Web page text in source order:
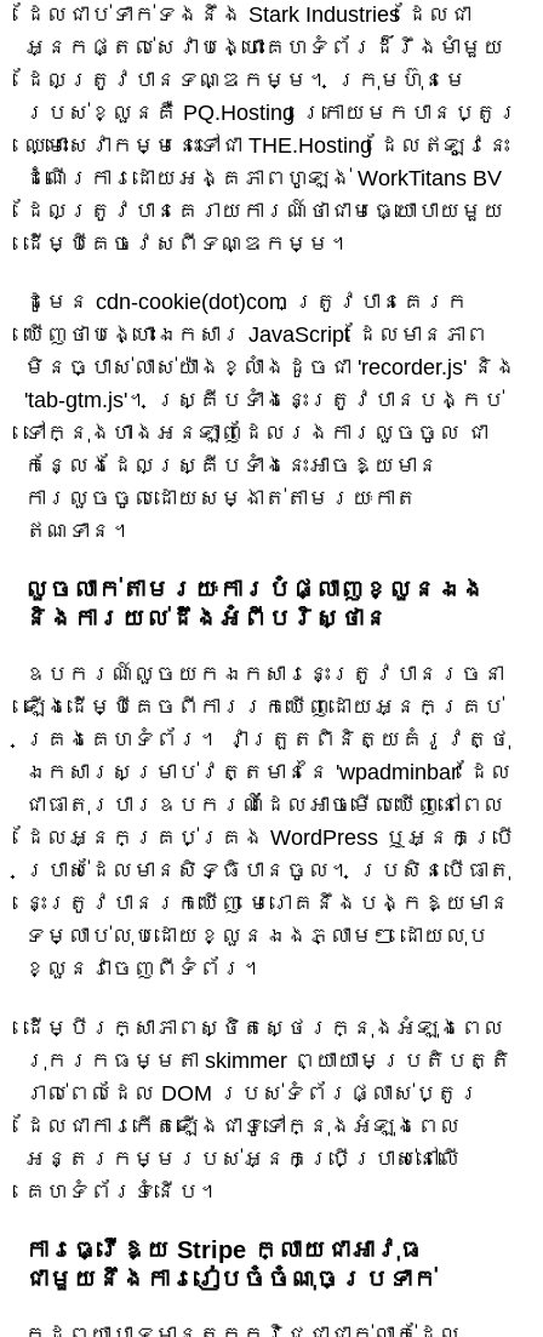
ដែលជាប់ទាក់ទងនឹង Stark Industries ដែលជា
អ្នកផ្តល់សេវាបង្ហោះគេហទំព័រដ៏រឹងមាំមួយ
ដែលត្រូវបានទណ្ឌកម្ម។ ក្រុមហ៊ុនមេ
របស់ខ្លួនគឺ PQ.Hosting ក្រោយមកបានប្តូរ
ឈ្មោះសេវាកម្មនេះទៅជា THE.Hosting ដែលឥឡូវនេះ
ដំណើរការដោយអង្គភាពហូឡង់ WorkTitans BV
ដែលត្រូវបានគេរាយការណ៍ថាជាមធ្យោបាយមួយ
ដើម្បីគេចវេសពីទណ្ឌកម្ម។
ដូមេន cdn-cookie(dot)com ត្រូវបានគេរក
ឃើញថាបង្ហោះឯកសារ JavaScript ដែលមានភាព
មិនច្បាស់លាស់យ៉ាងខ្លាំងដូចជា 'recorder.js' និង
'tab-gtm.js'។ ស្គ្រីបទាំងនេះត្រូវបានបង្កប់
ទៅក្នុងហាងអនឡាញដែលរងការលួចចូល ជា
កន្លែងដែលស្គ្រីបទាំងនេះអាចឱ្យមាន
ការលួចចូលដោយសម្ងាត់តាមរយៈកាត
ឥណទាន។
លួចលាក់តាមរយៈការបំផ្លាញខ្លួនឯង
និងការយល់ដឹងអំពីបរិស្ថាន
ឧបករណ៍​លួច​យក​ឯកសារ​នេះ​ត្រូវ​បាន​រចនា​
ឡើង​ដើម្បី​គេច​ពី​ការ​រក​ឃើញ​ដោយ​អ្នក​គ្រប់
គ្រង​គេហទំព័រ។ វា​ត្រួតពិនិត្យ​គំរូ​វត្ថុ​
ឯកសារ​សម្រាប់​វត្តមាន​នៃ 'wpadminbar' ដែល​
ជា​ធាតុ​របារ​ឧបករណ៍​ដែល​អាច​មើល​ឃើញ​នៅ​ពេល​
ដែល​អ្នក​គ្រប់គ្រង WordPress ឬ​អ្នក​ប្រើ
ប្រាស់​ដែល​មាន​សិទ្ធិ​បាន​ចូល។ ប្រសិនបើ​ធាតុ​
នេះ​ត្រូវ​បាន​រក​ឃើញ មេរោគ​នឹង​បង្ក​ឱ្យ​មាន​
ទម្លាប់​លុប​ដោយ​ខ្លួន​ឯង​ភ្លាមៗ ដោយ​លុប​
ខ្លួន​វា​ចេញ​ពី​ទំព័រ។
ដើម្បីរក្សាភាពស្ថិតស្ថេរក្នុងអំឡុងពេល
រុករកធម្មតា skimmer ព្យាយាមប្រតិបត្តិ
រាល់ពេលដែល DOM របស់ទំព័រផ្លាស់ប្តូរ
ដែលជាការកើតឡើងជាទូទៅក្នុងអំឡុងពេល
អន្តរកម្មរបស់អ្នកប្រើប្រាស់នៅលើ
គេហទំព័រទំនើប។
ការធ្វើឱ្យ Stripe ក្លាយជាអាវុធ
ជាមួយនឹងការរៀបចំចំណុចប្រទាក់